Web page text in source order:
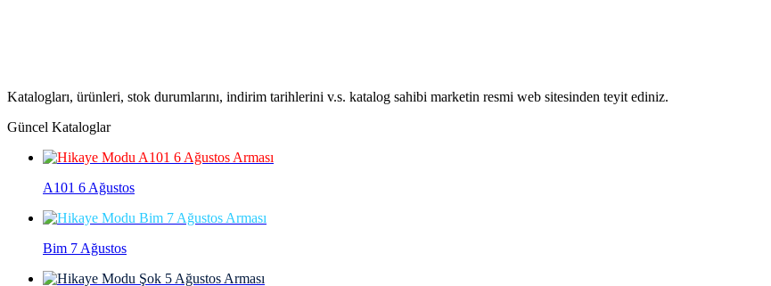
Katalogları, ürünleri, stok durumlarını, indirim tarihlerini v.s. katalog sahibi marketin resmi web sitesinden teyit ediniz.
Güncel Kataloglar
A101 6 Ağustos
Bim 7 Ağustos